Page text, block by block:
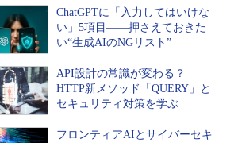
ChatGPTに「入力してはいけな
い」5項目――押さえておきた
い“生成AIのNGリスト”
API設計の常識が変わる？
HTTP新メソッド「QUERY」と
セキュリティ対策を学ぶ
フロンティアAIとサイバーセキ